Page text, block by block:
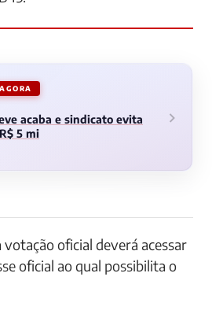
acaba e sindicato evita
5 mi
votação oficial deverá acessar
oficial ao qual possibilita o